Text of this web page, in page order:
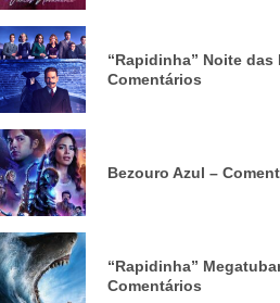
“Rapidinha” Noite das
Comentários
Bezouro Azul –
“Rapidinha”
Comentários